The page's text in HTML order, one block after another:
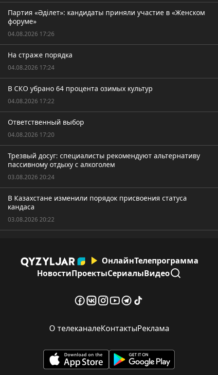
Партия «Әділет»: кандидаты приняли участие в «Женском
форуме»
04.08.2026 17:26
На страже порядка
04.08.2026 17:24
В СКО убрано 64 процента озимых культур
04.08.2026 17:22
Ответственный выбор
04.08.2026 17:20
Трезвый досуг: специалисты рекомендуют альтернативу
пассивному отдыху с алкоголем
03.08.2026 20:24
В Казахстане изменили порядок присвоения статуса
кандаса
03.08.2026 20:22
ОнлайнТелепрограмма
НовостиПроектыСериалыВидео
О телеканалеКонтактыРеклама